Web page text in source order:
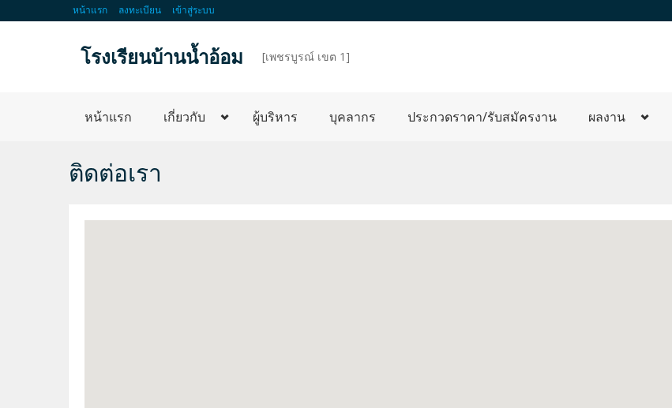
หน้าแรก ลงทะเบียน เข้าสู่ระบบ
โรงเรียนบ้านน้ำอ้อม [เพชรบูรณ์ เขต 1]
หน้าแรก เกี่ยวกับ ผู้บริหาร บุคลากร ประกวดราคา/รับสมัครงาน ผลงาน
ติดต่อเรา